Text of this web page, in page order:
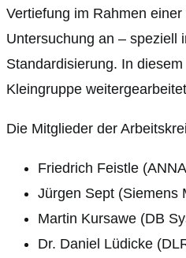
Vertiefung im Rahmen
Untersuchung an – speziell
Standardisierung. In
Kleingruppe
Die Mitglieder der
Friedrich Feistle
Jürgen Sept (Siemens
Martin Kursawe (DB
Dr. Daniel Lüdicke